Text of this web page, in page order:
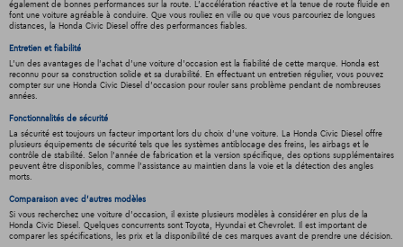
également de bonnes performances sur la route. L'accélération réactive et la tenue de route fluide en
font une voiture agréable à conduire. Que vous rouliez en ville ou que vous parcouriez de longues
distances, la Honda Civic Diesel offre des performances fiables.
Entretien et fiabilité
L'un des avantages de l'achat d'une voiture d'occasion est la fiabilité de cette marque. Honda est
reconnu pour sa construction solide et sa durabilité. En effectuant un entretien régulier, vous pouvez
compter sur une Honda Civic Diesel d'occasion pour rouler sans problème pendant de nombreuses
années.
Fonctionnalités de sécurité
La sécurité est toujours un facteur important lors du choix d'une voiture. La Honda Civic Diesel offre
plusieurs équipements de sécurité tels que les systèmes antiblocage des freins, les airbags et le
contrôle de stabilité. Selon l'année de fabrication et la version spécifique, des options supplémentaires
peuvent être disponibles, comme l'assistance au maintien dans la voie et la détection des angles
morts.
Comparaison avec d'autres modèles
Si vous recherchez une voiture d'occasion, il existe plusieurs modèles à considérer en plus de la
Honda Civic Diesel. Quelques concurrents sont Toyota, Hyundai et Chevrolet. Il est important de
comparer les spécifications, les prix et la disponibilité de ces marques avant de prendre une décision.